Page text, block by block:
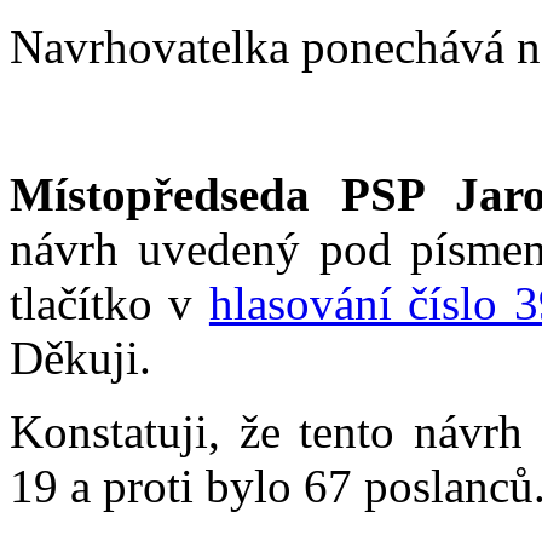
Navrhovatelka ponechává
Místopředseda PSP
návrh uvedený pod
tlačítko v hlasování číslo
Děkuji.
Konstatuji, že tento
19 a proti bylo 67